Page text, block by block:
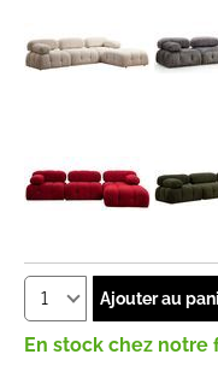
Ajouter au
En stock chez notre